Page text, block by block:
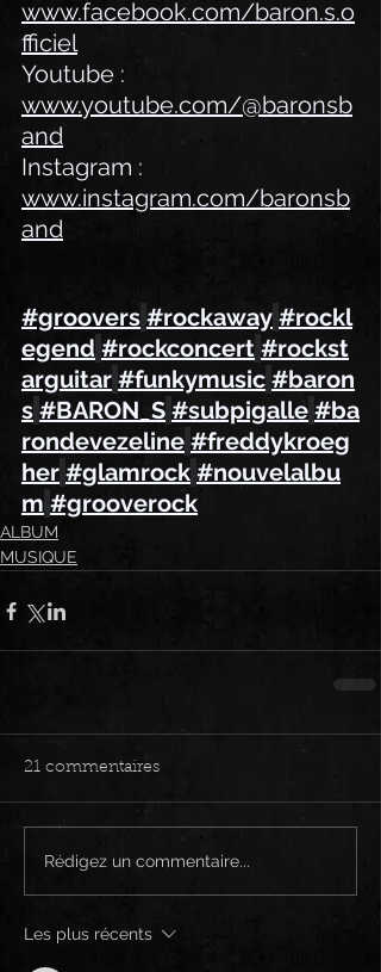
www.facebook.com/baron.s.o
fficiel
Youtube :
www.youtube.com/@baronsb
and
Instagram :
www.instagram.com/baronsb
and
#groovers #rockaway #rockl
egend #rockconcert #rockst
arguitar #funkymusic #baron
s #BARON_S #subpigalle #ba
rondevezeline #freddykroeg
her #glamrock #nouvelalbu
m #grooverock
ALBUM
MUSIQUE
21 commentaires
Rédigez un commentaire...
Les plus récents